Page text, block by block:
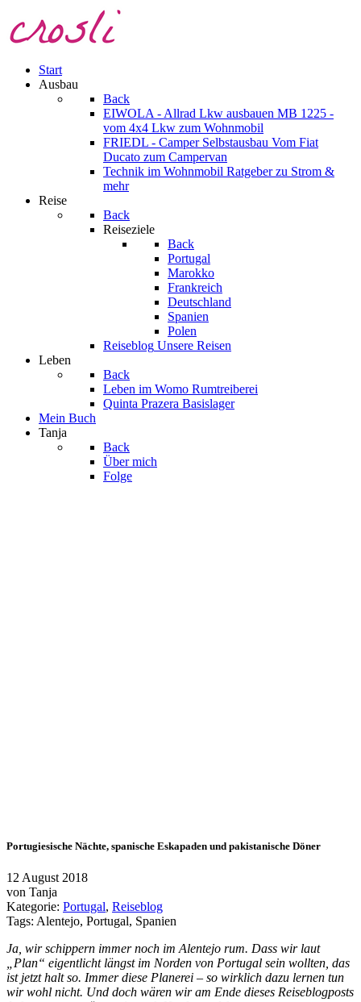
Start
Ausbau
Back
EIWOLA - Allrad Lkw ausbauen MB 1225 -
vom 4x4 Lkw zum Wohnmobil
FRIEDL - Camper Selbstausbau Vom Fiat
Ducato zum Campervan
Technik im Wohnmobil Ratgeber zu Strom &
mehr
Reise
Back
Reiseziele
Back
Portugal
Marokko
Frankreich
Deutschland
Spanien
Polen
Reiseblog Unsere Reisen
Leben
Back
Leben im Womo Rumtreiberei
Quinta Prazera Basislager
Mein Buch
Tanja
Back
Über mich
Folge
Portugiesische Nächte, spanische Eskapaden und pakistanische Döner
12 August 2018
von Tanja
Kategorie: Portugal, Reiseblog
Tags: Alentejo, Portugal, Spanien
Ja, wir schippern immer noch im Alentejo rum. Dass wir laut
„Plan“ eigentlicht längst im Norden von Portugal sein wollten, das
ist jetzt halt so. Immer diese Planerei – so wirklich dazu lernen tun
wir wohl nicht. Und doch wären wir am Ende dieses Reiseblogposts